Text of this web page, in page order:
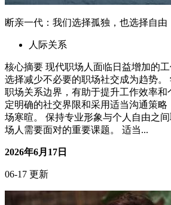
断亲一代：我们选择孤独，也选择自由
人际关系
核心摘要 现代职场人面临日益增加的工
选择减少不必要的职场社交成为趋势。
职场关系边界，有助于提升工作效率和
定明确的社交界限和采用适当沟通策
场寒暄。 保持专业形象与个人自由之
场人需要面对的重要课题。 适当...
2026年6月17日
06-17 更新